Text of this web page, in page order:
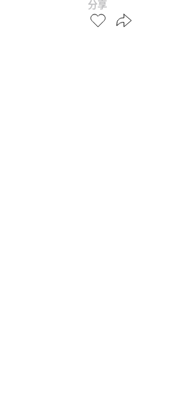
分享